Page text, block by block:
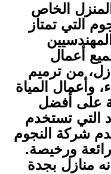
الخاص
التي تمتاز
أعمال
من ترميم
وأعمال المياة
على أفضل
التي تستخدم
شركة النجوم
ورخيصة.
منازل بجدة